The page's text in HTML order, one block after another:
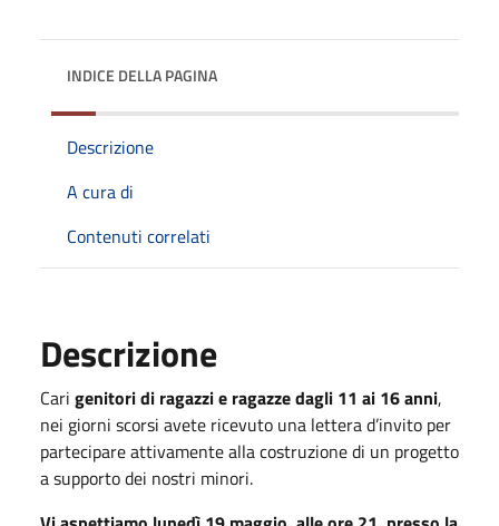
INDICE DELLA PAGINA
Descrizione
A cura di
Contenuti correlati
Descrizione
Cari genitori di ragazzi e ragazze dagli 11 ai 16 anni,
nei giorni scorsi avete ricevuto una lettera d’invito per
partecipare attivamente alla costruzione di un progetto
a supporto dei nostri minori.